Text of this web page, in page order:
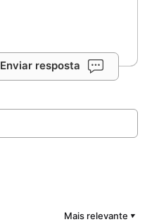
Enviar resposta
Mais relevante ▼